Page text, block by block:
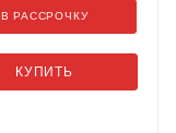
КУПИТЬ
В РАССРОЧКУ